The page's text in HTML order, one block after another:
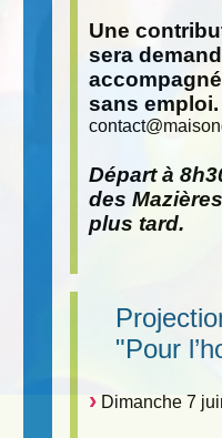
Une
sera
sans emploi.
contact@
Départ à
des
plus tard.
"Pour
Dimanche 7